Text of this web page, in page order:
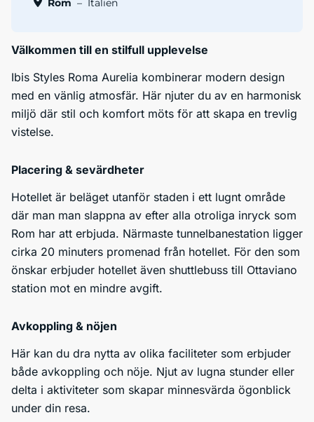
Rom – Italien
Välkommen till en stilfull upplevelse
Ibis Styles Roma Aurelia kombinerar modern design
med en vänlig atmosfär. Här njuter du av en harmonisk
miljö där stil och komfort möts för att skapa en trevlig
vistelse.
Placering & sevärdheter
Hotellet är beläget utanför staden i ett lugnt område
där man man slappna av efter alla otroliga inryck som
Rom har att erbjuda. Närmaste tunnelbanestation ligger
cirka 20 minuters promenad från hotellet. För den som
önskar erbjuder hotellet även shuttlebuss till Ottaviano
station mot en mindre avgift.
Avkoppling & nöjen
Här kan du dra nytta av olika faciliteter som erbjuder
både avkoppling och nöje. Njut av lugna stunder eller
delta i aktiviteter som skapar minnesvärda ögonblick
under din resa.